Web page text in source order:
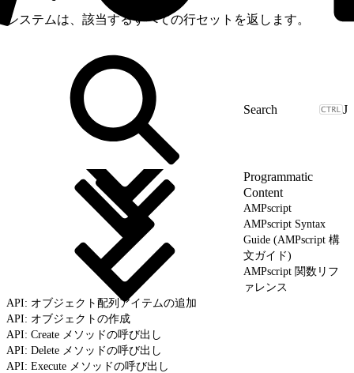
システムは、該当するすべての行セットを返します。
J
Programmatic
Content
AMPscript
AMPscript Syntax
Guide (AMPscript 構
文ガイド)
AMPscript 関数リフ
ァレンス
API: オブジェクト配列アイテムの追加
API: オブジェクトの作成
API: Create メソッドの呼び出し
API: Delete メソッドの呼び出し
API: Execute メソッドの呼び出し